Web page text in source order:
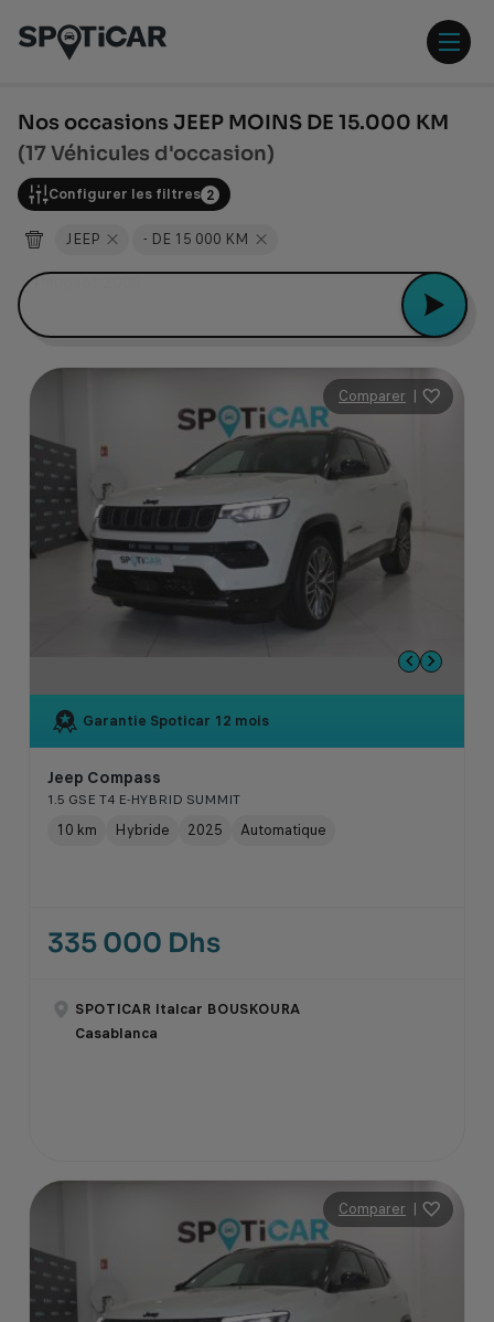
contenu
pied
Nos occasions JEEP MOINS DE 15.000 KM
(17 Véhicules d'occasion)
Configurer les filtres 2
JEEP - DE 15 000 KM
Comparer |
Garantie Spoticar 12 mois
Jeep Compass
1.5 GSE T4 E-HYBRID SUMMIT
10 km Hybride 2025 Automatique
335 000 Dhs
SPOTICAR Italcar BOUSKOURA
Casablanca
Comparer |